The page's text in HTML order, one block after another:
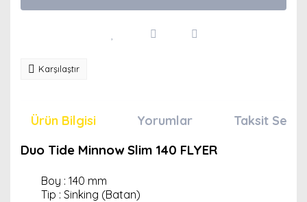
Karşılaştır
Ürün Bilgisi Yorumlar Taksit
Duo Tide Minnow Slim 140 FLYER
Boy : 140 mm
Tip : Sinking (Batan)